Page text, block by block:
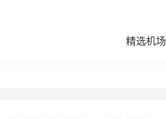
精选机场